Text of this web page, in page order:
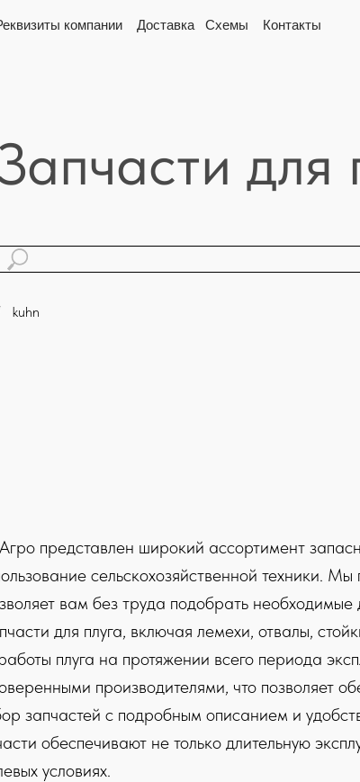
компании Доставка Контакты
Схемы
для
kuhn
представлен широкий ассортимент
сельскохозяйственной техники.
вам без труда подобрать
для плуга, включая лемехи, отвалы,
плуга на протяжении всего периода
производителями, что позволяет
запчастей с подробным описанием и
обеспечивают не только длительную
условиях.